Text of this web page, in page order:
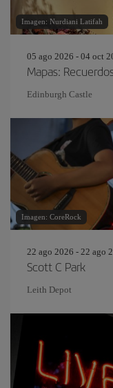
Imagen: Nurdiani Latifah
05 ago 2026 - 04 oct
Mapas:
Edinburgh Castle
Imagen: CoreRock
22 ago 2026 - 22 ago
Scott C Park
Leith Depot